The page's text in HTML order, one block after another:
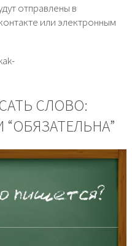
отправлены в
или электронным
СЛОВО: